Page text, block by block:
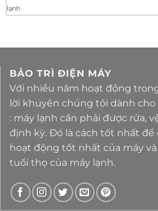
lạnh
BẢO TRÌ ĐIỆN MÁY
Với nhiều năm hoạt động
lời khuyên chúng tôi dành cho
: máy lạnh cần phải được rửa,
định kỳ. Đó là cách tốt nhất
hoạt động tốt nhất của máy
tuổi thọ của máy lạnh.